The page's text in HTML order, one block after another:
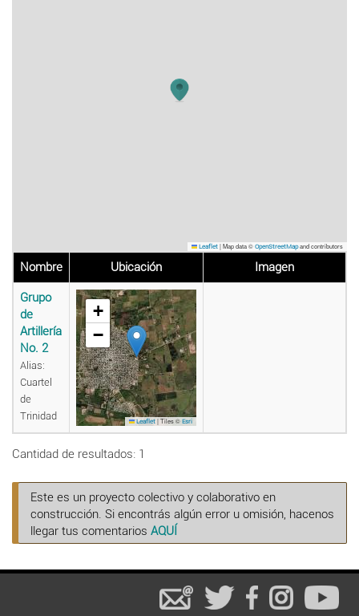
Leaflet |Map data © OpenStreetMapand contributors
Nombre Ubicación Imagen
Grupo
de
Artillería
No. 2
Alias:
Cuartel
de
Trinidad
+
−
Leaflet |Tiles © Esri
Cantidad de resultados: 1
Este es un proyecto colectivo y colaborativo en
construcción. Si encontrás algún error u omisión, hacenos
llegar tus comentarios AQUÍ